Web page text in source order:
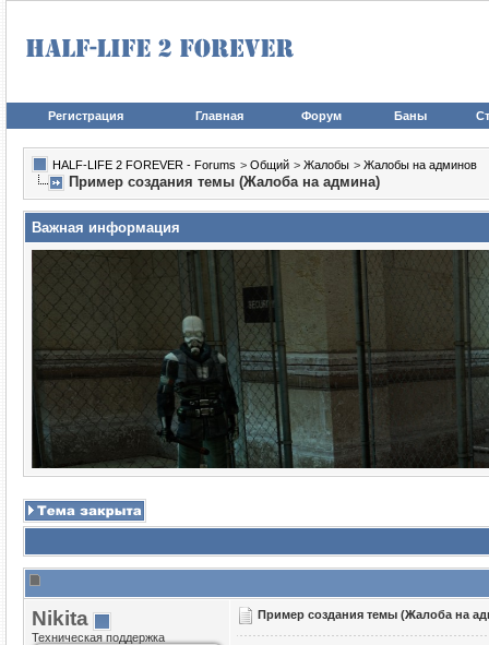
Регистрация Главная Форум Баны
HALF-LIFE 2 FOREVER - Forums > Общий > Жалобы > Жалобы на админов
Пример создания темы (Жалоба на админа)
Важная информация
Nikita
Техническая поддержка
Пример создания темы (Жалоба на